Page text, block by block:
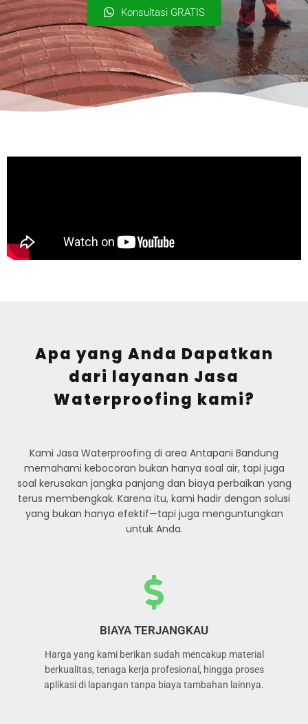
Konsultasi GRATIS
Apa yang Anda Dapatkan
dari layanan Jasa
Waterproofing kami?
Kami Jasa Waterproofing di area Antapani Bandung
memahami kebocoran bukan hanya soal air, tapi juga
soal kerusakan jangka panjang dan biaya perbaikan yang
terus membengkak. Karena itu, kami hadir dengan solusi
yang bukan hanya efektif—tapi juga menguntungkan
untuk Anda.
BIAYA TERJANGKAU
Harga yang kami berikan sudah mencakup material
berkualitas, tenaga kerja profesional, hingga proses
aplikasi di lapangan tanpa biaya tambahan lainnya.